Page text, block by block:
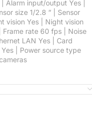
Alarm input/output Yes |
size 1/2.8 ” | Sensor
vision Yes | Night vision
rate 60 fps | Noise
LAN Yes | Card
| Power source type